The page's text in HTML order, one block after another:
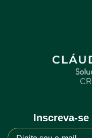
Inscreva-